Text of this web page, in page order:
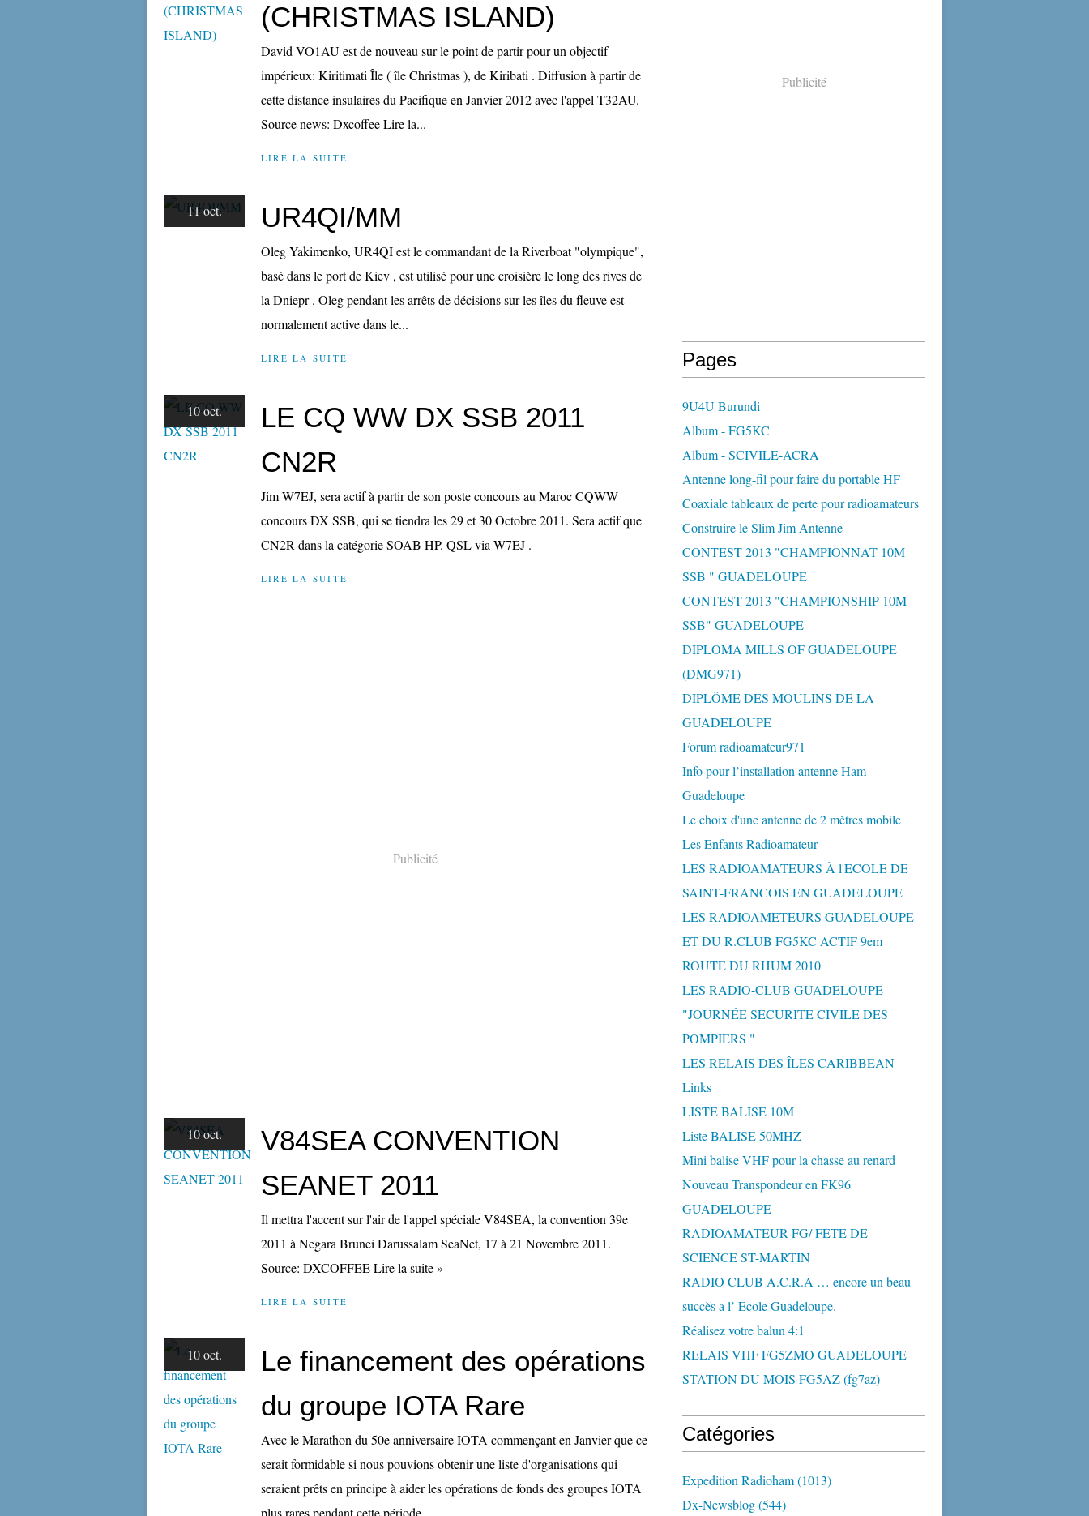
(CHRISTMAS ISLAND)
David VO1AU est de nouveau sur le point de partir pour un objectif
impérieux: Kiritimati Île ( île Christmas ), de Kiribati . Diffusion à partir de
cette distance insulaires du Pacifique en Janvier 2012 avec l'appel T32AU.
Source news: Dxcoffee Lire la...
LIRE LA SUITE
11 oct. UR4QI/MM
Oleg Yakimenko, UR4QI est le commandant de la Riverboat "olympique",
basé dans le port de Kiev , est utilisé pour une croisière le long des rives de
la Dniepr . Oleg pendant les arrêts de décisions sur les îles du fleuve est
normalement active dans le...
LIRE LA SUITE
10 oct.
LE CQ WW DX SSB 2011
CN2R
Jim W7EJ, sera actif à partir de son poste concours au Maroc CQWW
concours DX SSB, qui se tiendra les 29 et 30 Octobre 2011. Sera actif que
CN2R dans la catégorie SOAB HP. QSL via W7EJ .
LIRE LA SUITE
Publicité
10 oct.
V84SEA CONVENTION
SEANET 2011
Il mettra l'accent sur l'air de l'appel spéciale V84SEA, la convention 39e
2011 à Negara Brunei Darussalam SeaNet, 17 à 21 Novembre 2011.
Source: DXCOFFEE Lire la suite »
LIRE LA SUITE
10 oct.
Le financement des opérations
du groupe IOTA Rare
Avec le Marathon du 50e anniversaire IOTA commençant en Janvier que ce
serait formidable si nous pouvions obtenir une liste d'organisations qui
seraient prêts en principe à aider les opérations de fonds des groupes IOTA
plus rares pendant cette période...
Publicité
Pages
9U4U Burundi
Album - FG5KC
Album - SCIVILE-ACRA
Antenne long-fil pour faire du portable HF
Coaxiale tableaux de perte pour radioamateurs
Construire le Slim Jim Antenne
CONTEST 2013 "CHAMPIONNAT 10M
SSB " GUADELOUPE
CONTEST 2013 "CHAMPIONSHIP 10M
SSB" GUADELOUPE
DIPLOMA MILLS OF GUADELOUPE
(DMG971)
DIPLÔME DES MOULINS DE LA
GUADELOUPE
Forum radioamateur971
Info pour l’installation antenne Ham
Guadeloupe
Le choix d'une antenne de 2 mètres mobile
Les Enfants Radioamateur
LES RADIOAMATEURS À l'ECOLE DE
SAINT-FRANCOIS EN GUADELOUPE
LES RADIOAMETEURS GUADELOUPE
ET DU R.CLUB FG5KC ACTIF 9em
ROUTE DU RHUM 2010
LES RADIO-CLUB GUADELOUPE
"JOURNÉE SECURITE CIVILE DES
POMPIERS "
LES RELAIS DES ÎLES CARIBBEAN
Links
LISTE BALISE 10M
Liste BALISE 50MHZ
Mini balise VHF pour la chasse au renard
Nouveau Transpondeur en FK96
GUADELOUPE
RADIOAMATEUR FG/ FETE DE
SCIENCE ST-MARTIN
RADIO CLUB A.C.R.A … encore un beau
succès a l’ Ecole Guadeloupe.
Réalisez votre balun 4:1
RELAIS VHF FG5ZMO GUADELOUPE
STATION DU MOIS FG5AZ (fg7az)
Catégories
Expedition Radioham(1013)
Dx-Newsblog(544)